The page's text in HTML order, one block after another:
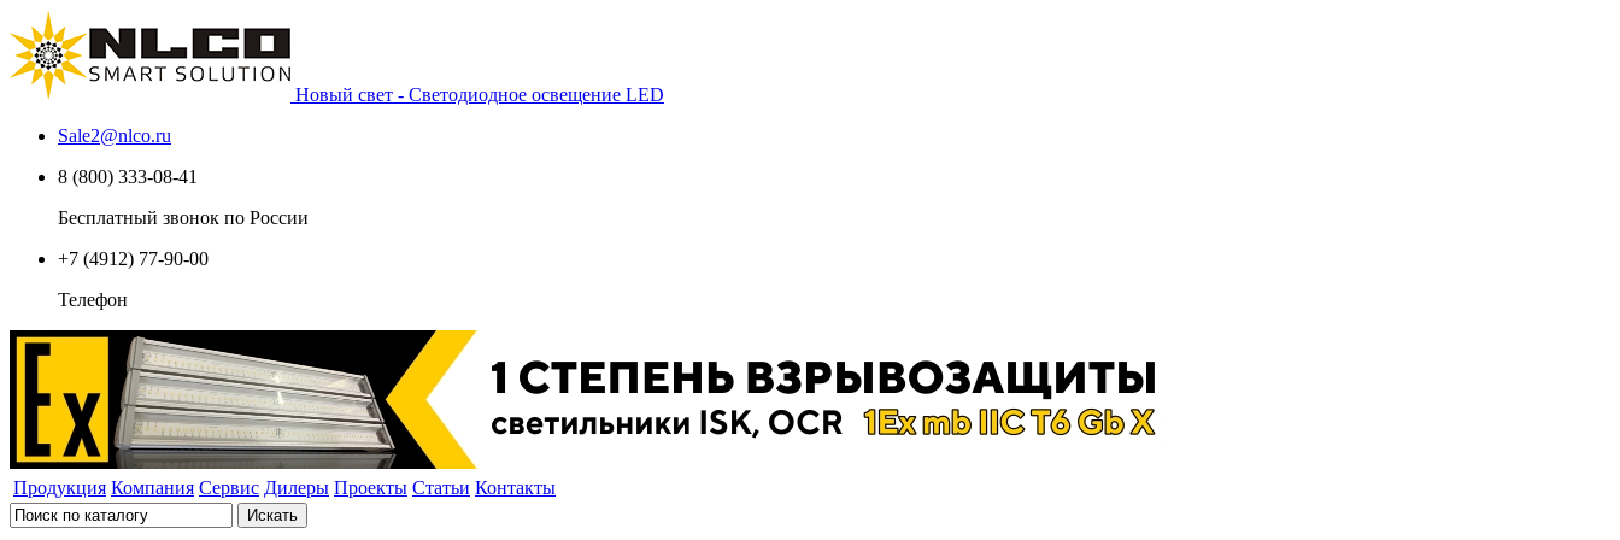
Новый свет - Светодиодное освещение LED
Sale2@nlco.ru
8 (800) 333-08-41
Бесплатный звонок по России
+7 (4912) 77-90-00
Телефон
Продукция Компания Сервис Дилеры Проекты Статьи Контакты